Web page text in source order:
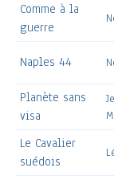
Comme à la
guerre
Naples 44
Planète sans
visa
Le Cavalier
suédois